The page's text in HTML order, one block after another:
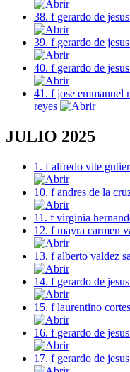
38. f gerardo de
39. f gerardo de
40. f gerardo de
41. f jose emmanuel
reyes
JULIO 2025
1. f alfredo vite
10. f andres de la
11. f virginia
12. f mayra carmen
13. f alberto valdez
14. f gerardo de
15. f laurentino
16. f gerardo de
17. f gerardo de